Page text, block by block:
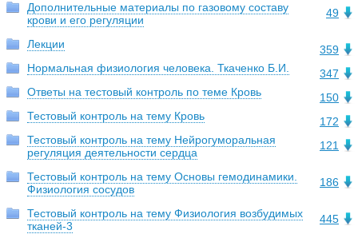
49
Дополнительные материалы по газовому составу
крови и его регуляции
359
Лекции
347
Нормальная физиология человека. Ткаченко Б.И.
150
Ответы на тестовый контроль по теме Кровь
172
Тестовый контроль на тему Кровь
121
Тестовый контроль на тему Нейрогуморальная
регуляция деятельности сердца
186
Тестовый контроль на тему Основы гемодинамики.
Физиология сосудов
445
Тестовый контроль на тему Физиология возбудимых
тканей-3